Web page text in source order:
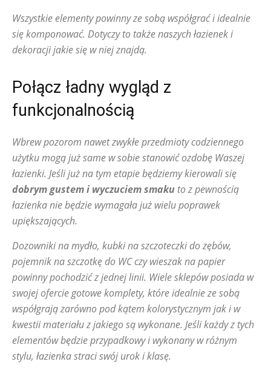
Wszystkie elementy powinny ze sobą współgrać i idealnie
się komponować. Dotyczy to także naszych łazienek i
dekoracji jakie się w niej znajdą.
Połącz ładny wygląd z
funkcjonalnością
Wbrew pozorom nawet zwykłe przedmioty codziennego
użytku mogą już same w sobie stanowić ozdobę Waszej
łazienki. Jeśli już na tym etapie będziemy kierowali się
dobrym gustem i wyczuciem smaku to z pewnością
łazienka nie będzie wymagała już wielu poprawek
upiększających.
Dozowniki na mydło, kubki na szczoteczki do zębów,
pojemnik na szczotkę do WC czy wieszak na papier
powinny pochodzić z jednej linii. Wiele sklepów posiada w
swojej ofercie gotowe komplety, które idealnie ze sobą
współgrają zarówno pod kątem kolorystycznym jak i w
kwestii materiału z jakiego są wykonane. Jeśli każdy z tych
elementów będzie przypadkowy i wykonany w różnym
stylu, łazienka straci swój urok i klasę.